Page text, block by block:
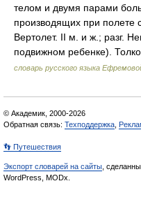
телом и двумя парами
производящих при полете
Вертолет. II м. и ж.; разг.
подвижном ребенке).
словарь русского языка
© Академик, 2000-2026
Обратная связь: Техподдержка
👣 Путешествия
Экспорт словарей на сайты ,
WordPress, MODx.